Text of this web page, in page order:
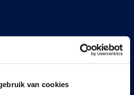
van cookies